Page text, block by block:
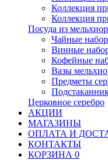
Коллекция
Коллекция
Посуда из
Чайные
Винные
Кофейные
Вазы
Предметы
Церковное серебро
АКЦИИ
МАГАЗИНЫ
ОПЛАТА И
КОНТАКТЫ
КОРЗИНА 0